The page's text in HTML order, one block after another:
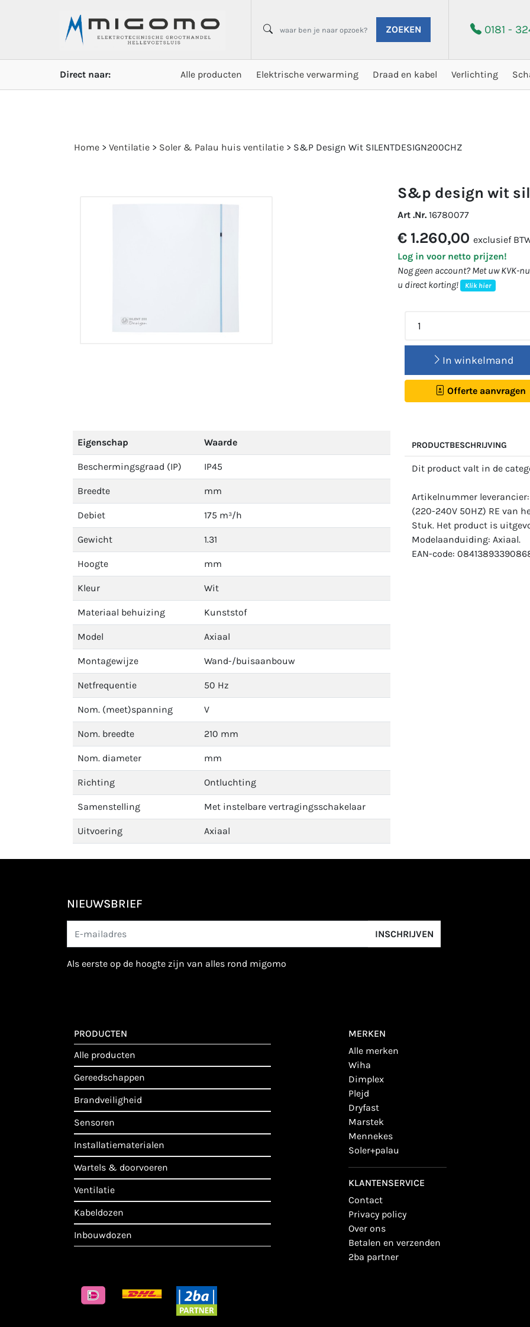
ZOEKEN 0181 -
Direct naar: Alle producten Elektrische verwarming Draad en kabel Verlichting
Home > Ventilatie > Soler & Palau huis ventilatie > S&P Design Wit SILENTDESIGN200CHZ
s&p design wit
Art .Nr. 16780077
€ 1.260,00 exclusief
Log in voor netto prijzen!
Nog geen account? Met uw KVK-
u direct korting!
Klik hier
In winkelmand
Offerte aanvragen
Eigenschap Waarde
Beschermingsgraad (IP) IP45
Breedte mm
Debiet 175 m³/h
Gewicht 1.31
Hoogte mm
Kleur Wit
Materiaal behuizing Kunststof
Model Axiaal
Montagewijze Wand-/buisaanbouw
Netfrequentie 50 Hz
Nom. (meet)spanning V
Nom. breedte 210 mm
Nom. diameter mm
Richting Ontluchting
Samenstelling Met instelbare vertragingsschakelaar
Uitvoering Axiaal
PRODUCTBESCHRIJVING
Dit product valt in de
Artikelnummer leverancier:
(220-240V 50HZ) RE van
Stuk. Het product is
Modelaanduiding: Axiaal.
EAN-code:
NIEUWSBRIEF
INSCHRIJVEN
als eerste op de hoogte zijn van alles rond migomo
PRODUCTEN
alle producten
gereedschappen
brandveiligheid
sensoren
installatiematerialen
wartels & doorvoeren
ventilatie
kabeldozen
inbouwdozen
MERKEN
alle merken
wiha
dimplex
plejd
dryfast
marstek
mennekes
soler+palau
KLANTENSERVICE
contact
privacy policy
over ons
betalen en verzenden
2ba partner